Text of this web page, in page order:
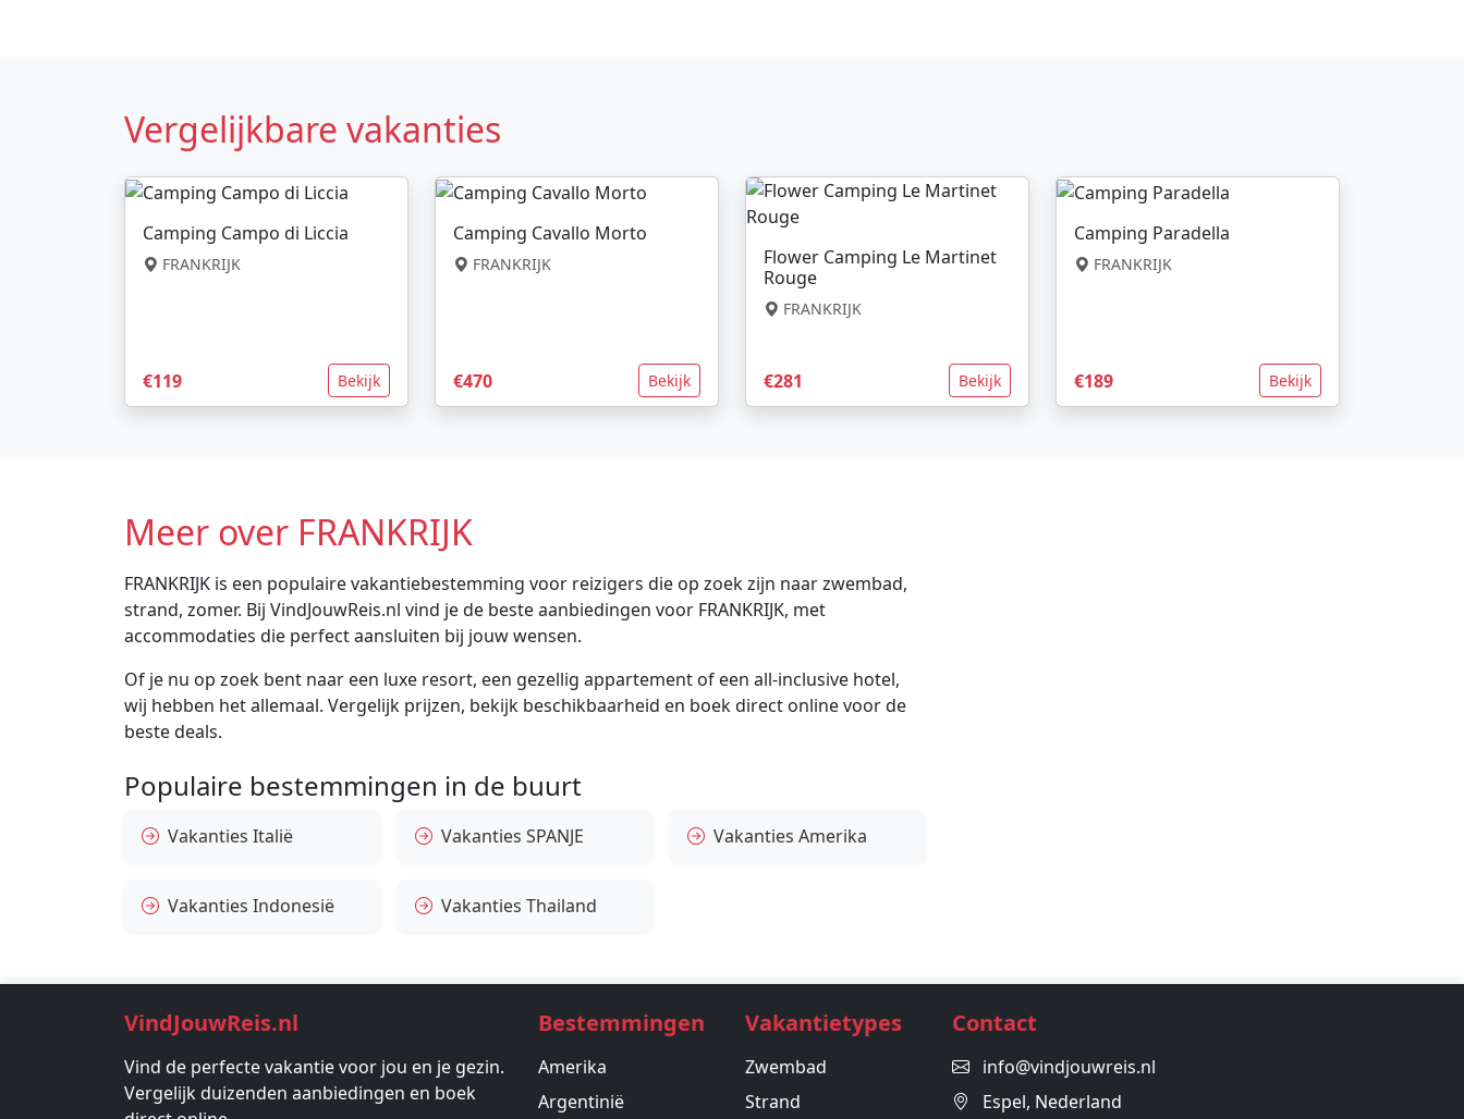
Vergelijkbare vakanties
Camping Campo di Liccia
FRANKRIJK
€119 Bekijk
Camping Cavallo Morto
FRANKRIJK
€470 Bekijk
Flower Camping Le Martinet
Rouge
FRANKRIJK
€281 Bekijk
Camping Paradella
FRANKRIJK
€189 Bekijk
Meer over FRANKRIJK
FRANKRIJK is een populaire vakantiebestemming voor reizigers die op zoek zijn naar zwembad,
strand, zomer. Bij VindJouwReis.nl vind je de beste aanbiedingen voor FRANKRIJK, met
accommodaties die perfect aansluiten bij jouw wensen.
Of je nu op zoek bent naar een luxe resort, een gezellig appartement of een all-inclusive hotel,
wij hebben het allemaal. Vergelijk prijzen, bekijk beschikbaarheid en boek direct online voor de
beste deals.
Populaire bestemmingen in de buurt
Vakanties Italië Vakanties SPANJE Vakanties Amerika
Vakanties Indonesië Vakanties Thailand
VindJouwReis.nl
Vind de perfecte vakantie voor jou en je gezin.
Vergelijk duizenden aanbiedingen en boek
Bestemmingen
Amerika
Argentinië
Vakantietypes
Zwembad
Strand
Contact
info@vindjouwreis.nl
Espel, Nederland